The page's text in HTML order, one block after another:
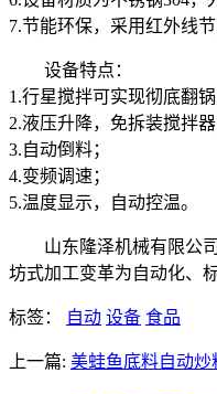
7.节能环保，采用红外线
设备特点：
1.行星搅拌可实现彻底翻
2.液压升降，免拆装搅拌
3.自动倒料；
4.变频调速；
5.温度显示，自动控温。
山东隆泽机械有限公司
坊式加工变革为自动化、
标签： 自动 设备 食品
上一篇: 美蛙鱼底料自动